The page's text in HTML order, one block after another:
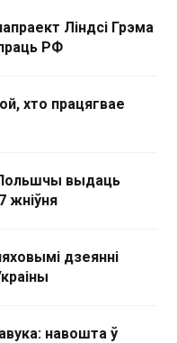
Ліндсі Грэма
РФ
хто працягвае
выдаць
жніўня
дзеянні
навошта ў